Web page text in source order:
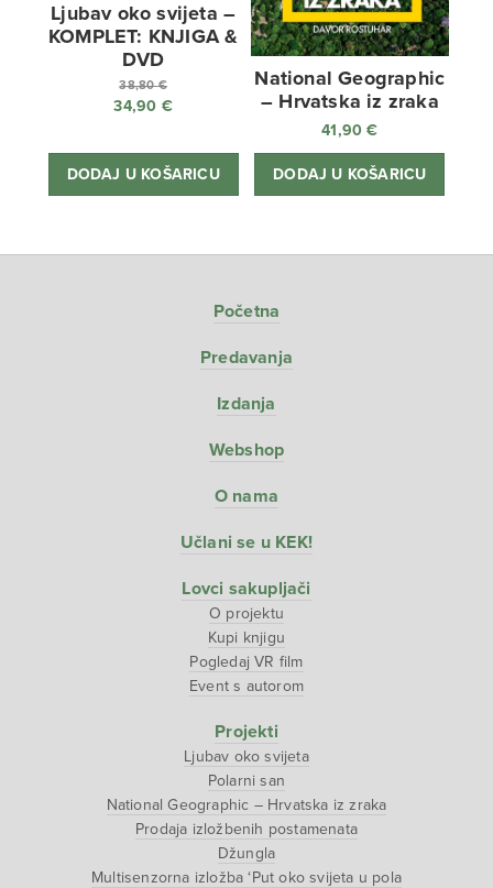
Ljubav oko svijeta –
KOMPLET: KNJIGA &
DVD
38,80€
Izvorna
bila
je:
34,90 €
cijena
je:
DODAJ U KOŠARICU
National Geographic
– Hrvatska iz zraka
41,90€
DODAJ U KOŠARICU
Početna
Predavanja
Izdanja
Webshop
O nama
Učlani se u KEK!
Lovci sakupljači
O projektu
Kupi knjigu
Pogledaj VR film
Event s autorom
Projekti
Ljubav oko svijeta
Polarni san
National Geographic – Hrvatska iz zraka
Prodaja izložbenih postamenata
Džungla
Multisenzorna izložba ‘Put oko svijeta u pola